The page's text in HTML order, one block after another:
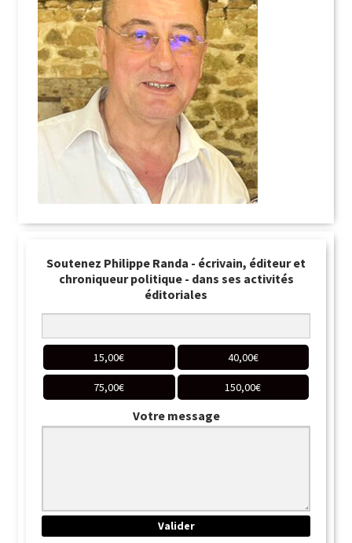
Soutenez Philippe Randa - écrivain, éditeur et
chroniqueur politique - dans ses activités
éditoriales
15,00€ 40,00€
75,00€ 150,00€
Votre message